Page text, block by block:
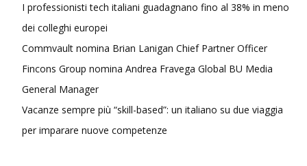
I professionisti tech italiani guadagnano fino al 38% in meno
dei colleghi europei
Commvault nomina Brian Lanigan Chief Partner Officer
Fincons Group nomina Andrea Fravega Global BU Media
General Manager
Vacanze sempre più “skill-based”: un italiano su due viaggia
per imparare nuove competenze